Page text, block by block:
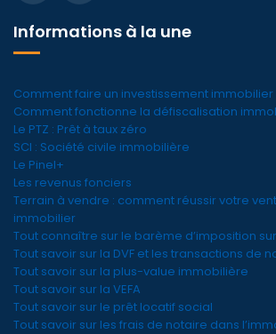
Informations à la une
Comment faire un investissement
Comment fonctionne la défiscalisation
Le PTZ : Prêt à taux zéro
SCI : Société civile immobilière
Le Pinel+
Les revenus fonciers
Terrain à vendre : comment réussir votre
immobilier
Tout connaître sur le barème d’imposition
Tout savoir sur la DVF et les transactions de
Tout savoir sur la plus-value immobilière
Tout savoir sur la VEFA
Tout savoir sur le prêt locatif social
Tout savoir sur les frais de notaire dans